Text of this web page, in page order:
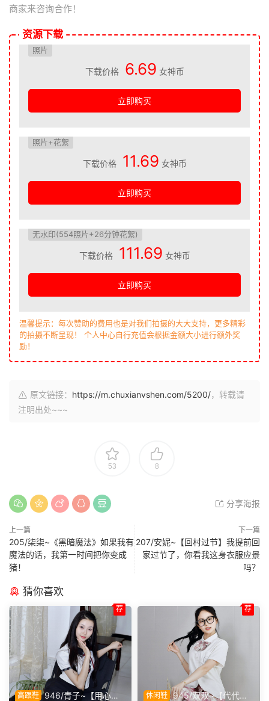
商家来咨询合作！
资源下载
照片
下载价格 6.69 女神币
立即购买
照片+花絮
下载价格 11.69 女神币
立即购买
无水印(554照片+26分钟花絮)
下载价格 111.69 女神币
立即购买
温馨提示：每次赞助的费用也是对我们拍摄的大大支持，更多精彩
的拍摄不断呈现！ 个人中心自行充值会根据金额大小进行额外奖
励！
原文链接： https://m.chuxianvshen.com/5200/，转载请
注明出处~~~
53 8
分享海报
上一篇
205/柒柒~《黑暗魔法》如果我有
魔法的话，我第一时间把你变成
猪！
下一篇
207/安妮~【回村过节】我提前回
家过节了，你看我这身衣服应景
吗？
猜你喜欢
高跟鞋
946/青子~【用心准
荐
休闲鞋 945/双双~【代代相
荐